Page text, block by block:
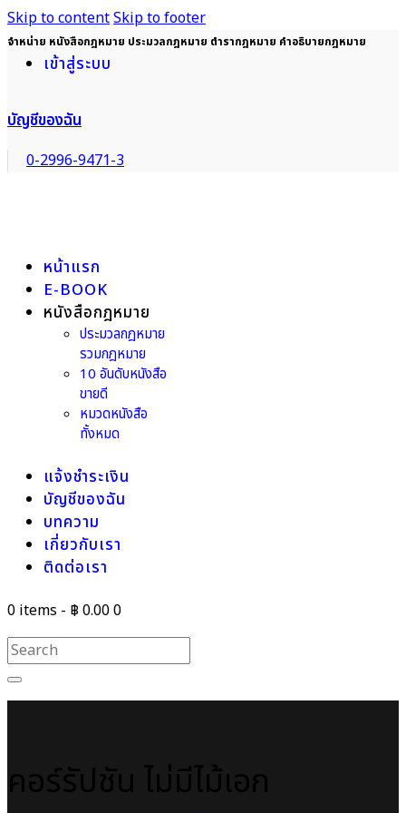
Skip to contentSkip to footer
จำหน่าย หนังสือกฎหมาย ประมวลกฎหมาย ตำรากฎหมาย คำอธิบายกฎหมาย
เข้าสู่ระบบ
บัญชีของฉัน
0-2996-9471-3
หน้าแรก
E-BOOK
หนังสือกฎหมาย
ประมวลกฎหมาย
รวมกฎหมาย
10 อันดับหนังสือ
ขายดี
หมวดหนังสือ
ทั้งหมด
แจ้งชำระเงิน
บัญชีของฉัน
บทความ
เกี่ยวกับเรา
ติดต่อเรา
0 items - ฿ 0.000